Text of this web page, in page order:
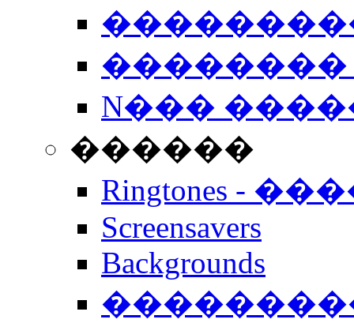
��������
N���
������
Ringtones -
Screensavers
Backgrounds